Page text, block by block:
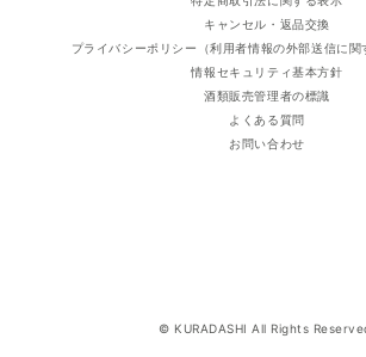
本サービスに掲載しているアレルギー情
るメーカー提供情報に基づいています。
インの変更、製造過程での混入等により
場合があります。必ずお手元の商品パッ
括表示をご確認ください。
キャンセル・返品交換
プライバシーポリシー（利用者情報の外部送信に関
情報セキュリティ基本方針
酒類販売管理者の標識
よくある質問
お問い合わせ
© KURADASHI All Rights